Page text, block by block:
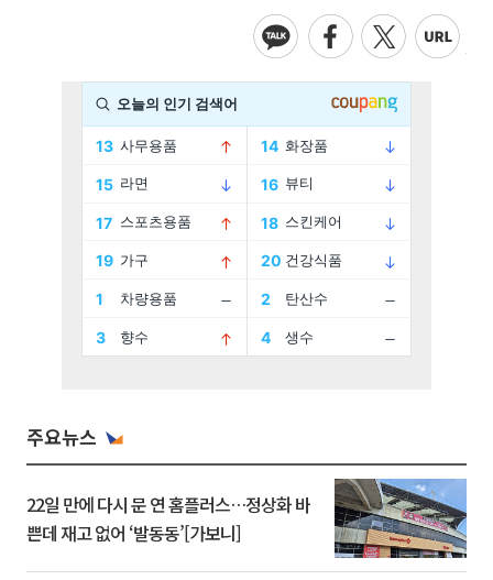
주요뉴스
22일 만에 다시 문 연 홈플러스…정상화 바
쁜데 재고 없어 ‘발동동’[가보니]